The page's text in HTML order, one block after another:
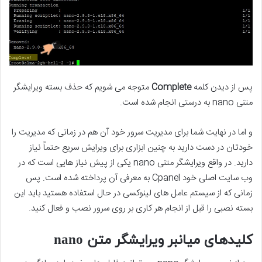
پس از دیدن کلمهCompleteمتوجه می شویم که حذف بسته ویرایشگر
متنی nano به درستی انجام شده است.
و اما در نهایت شما برای مدیریت سرور خود آن هم در زمانی که مدیریت را
خودتان در دست دارید به چنین ابزاری برای ویرایش سریع حتماً نیاز
دارید. در واقع ویرایشگر متنی nano یکی از پیش نیاز هایی است که در
وب سایت اصلی خود Cpanel به معرفی آن پرداخته شده است. پس
زمانی که از سیستم عامل های لینوکسی در حال استفاده هستید باید این
بسته نصبی را قبل از انجام هر کاری بر روی سرور نصب و فعال کنید.
کلیدهای میانبر ویرایشگر متن nano